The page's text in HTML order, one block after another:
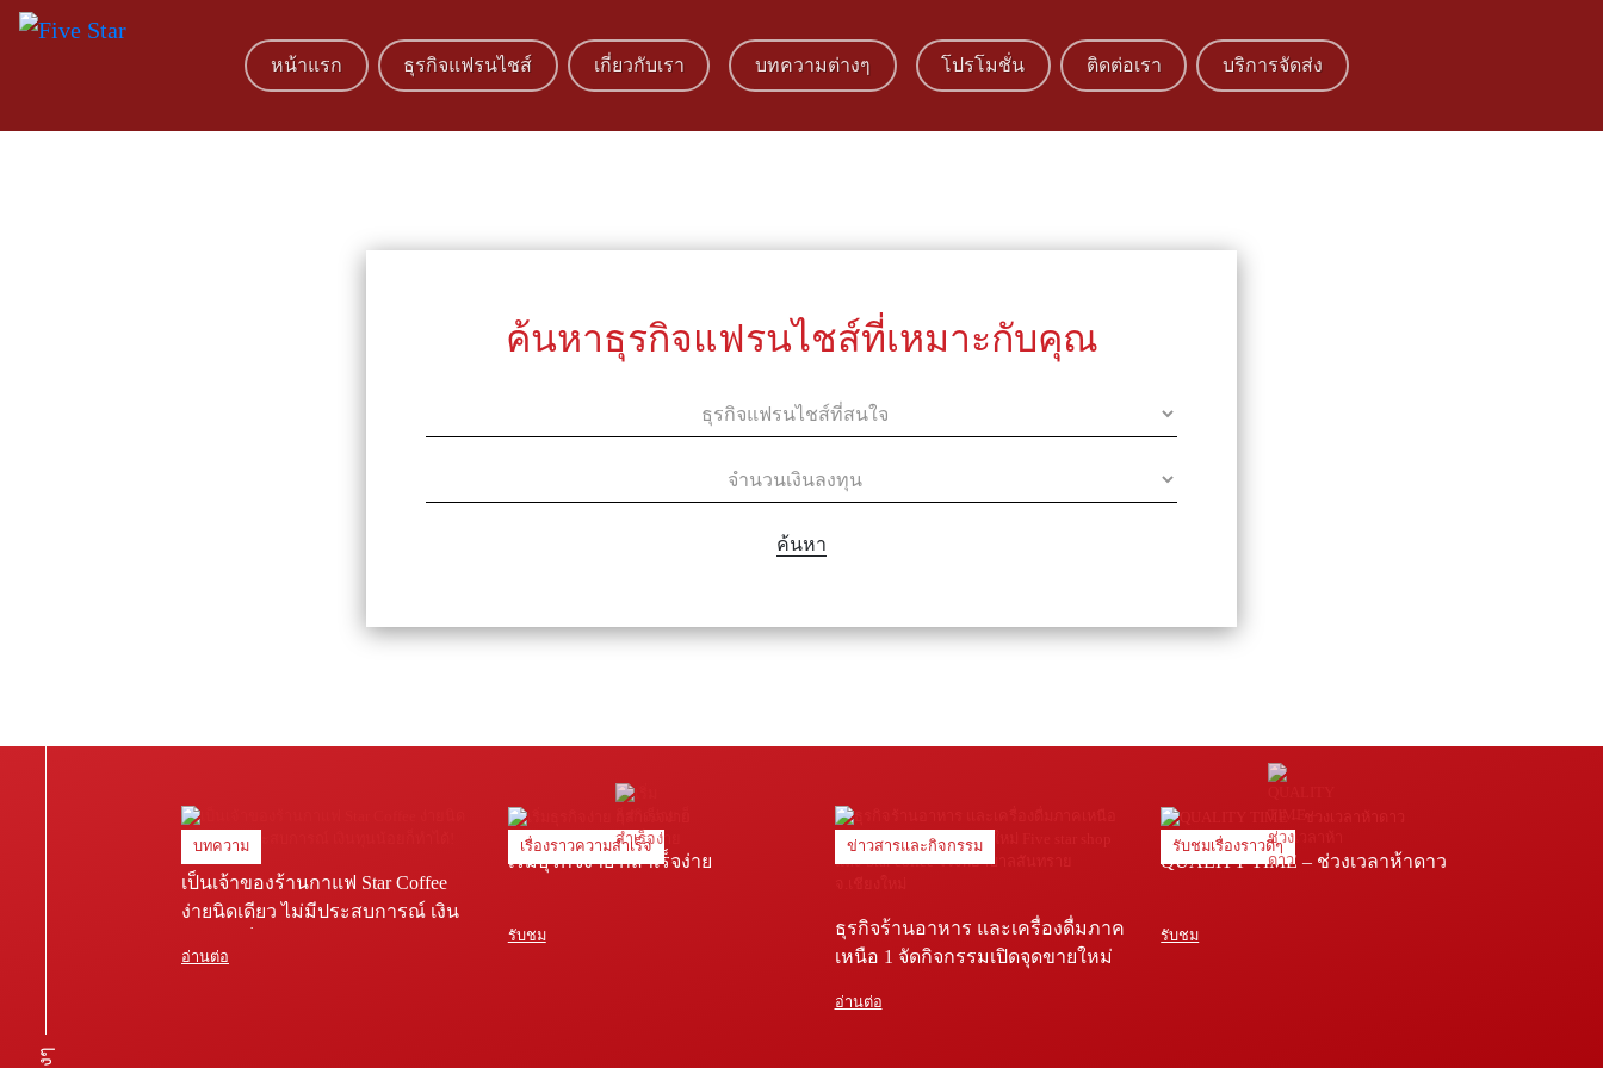
หน้าแรก ธุรกิจแฟรนไชส์ เกี่ยวกับเรา บทความต่างๆ โปรโมชั่น ติดต่อเรา บริการจัดส่ง
ค้นหาธุรกิจแฟรนไชส์ที่เหมาะกับคุณ
ค้นหา
บทความ
เป็นเจ้าของร้านกาแฟ Star Coffee
ง่ายนิดเดียว ไม่มีประสบการณ์ เงิน
อ่านต่อ
เรื่องราวความสำเร็จ
เริ่มธุรกิจง่าย ก็สำเร็จง่าย
รับชม
ข่าวสารและกิจกรรม
ธุรกิจร้านอาหาร และเครื่องดื่มภาค
เหนือ 1 จัดกิจกรรมเปิดจุดขายใหม่
พยาบาลสันทราย จ.เชียงใหม่
อ่านต่อ
รับชมเรื่องราวดีๆ
QUALITY TIME – ช่วงเวลาห้าดาว
รับชม